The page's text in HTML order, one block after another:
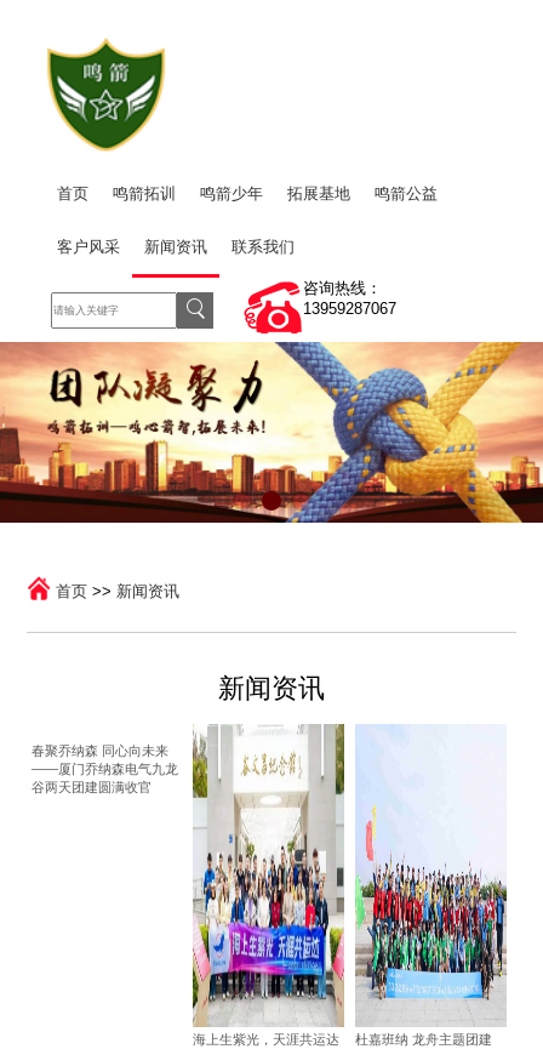
首页 鸣箭拓训 鸣箭少年 拓展基地 鸣箭公益
客户风采 新闻资讯 联系我们
咨询热线：
13959287067
首页 >> 新闻资讯
新闻资讯
春聚乔纳森 同心向未来​​
——厦门乔纳森电气九龙
谷两天团建圆满收官​
海上生紫光，天涯共运达
杜嘉班纳 龙舟主题团建